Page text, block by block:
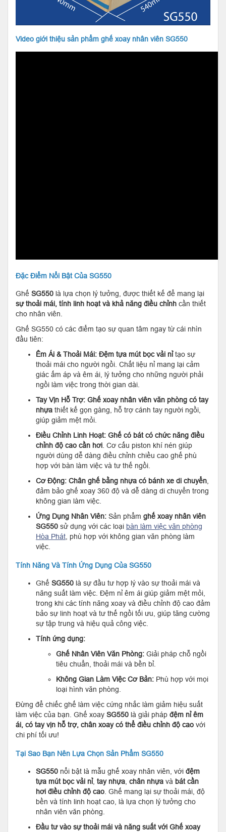
Video giới thiệu sản phẩm ghế xoay nhân viên SG550
Đặc Điểm Nổi Bật Của SG550
Ghế SG550 là lựa chọn lý tưởng, được thiết kế để mang lại
sự thoải mái, tính linh hoạt và khả năng điều chỉnh cần thiết
cho nhân viên.
Ghế SG550 có các điểm tạo sự quan tâm ngay từ cái nhìn
đầu tiên:
Êm Ái & Thoải Mái: Đệm tựa mút bọc vải nỉtạo sự
thoải mái cho người ngồi. Chất liệu nỉ mang lại cảm
giác ấm áp và êm ái, lý tưởng cho những người phải
ngồi làm việc trong thời gian dài.
Tay Vịn Hỗ Trợ: Ghế xoay nhân viên văn phòng có tay
nhựa thiết kế gọn gàng, hỗ trợ cánh tay người ngồi,
giúp giảm mệt mỏi.
Điều Chỉnh Linh Hoạt: Ghế có bát có chức năng điều
chỉnh độ cao cần hơi . Cơ cấu piston khí nén giúp
người dùng dễ dàng điều chỉnh chiều cao ghế phù
hợp với bàn làm việc và tư thế ngồi.
Cơ Động: Chân ghế bằng nhựa có bánh xe di chuyển
đảm bảo ghế xoay 360 độ và dễ dàng di chuyển trong
không gian làm việc.
Ứng Dụng Nhân Viên: Sản phẩm ghế xoay nhân viên
SG550 sử dụng với các loại bàn làm việc văn phòng
Hòa Phát , phù hợp với không gian văn phòng làm
việc.
Tính Năng Và Tính Ứng Dụng Của SG550
Ghế SG550 là sự đầu tư hợp lý vào sự thoải mái và
năng suất làm việc. Đệm nỉ êm ái giúp giảm mệt mỏi,
trong khi các tính năng xoay và điều chỉnh độ cao đảm
bảo sự linh hoạt và tư thế ngồi tối ưu, giúp tăng cường
sự tập trung và hiệu quả công việc.
Tính ứng dụng:
Ghế Nhân Viên Văn Phòng: Giải pháp chỗ ngồi
tiêu chuẩn, thoải mái và bền bỉ.
Không Gian Làm Việc Cơ Bản: Phù hợp với mọi
loại hình văn phòng.
Đừng để chiếc ghế làm việc cứng nhắc làm giảm hiệu suất
làm việc của bạn. Ghế xoay SG550 là giải pháp đệm nỉ êm
ái, có tay vịn hỗ trợ, chân xoay có thể điều chỉnh độ cao với
chi phí tối ưu!
Tại Sao Bạn Nên Lựa Chọn Sản Phẩm SG550
SG550 nổi bật là mẫu ghế xoay nhân viên, với đệm
tựa mút bọc vải nỉ, tay nhựa chân nhựa và bát cần
hơi điều chỉnh độ cao . Ghế mang lại sự thoải mái, độ
bền và tính linh hoạt cao, là lựa chọn lý tưởng cho
nhân viên văn phòng.
Đầu tư vào sự thoải mái và năng suất với Ghế xoay